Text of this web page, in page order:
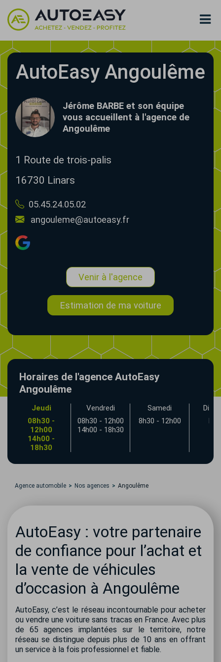
AutoEasy Angoulême
Jérôme BARBE et son équipe
vous accueillent à l'agence de
Angoulême
1 Route de trois-palis
16730 Linars
05.45.24.05.02
angouleme@autoeasy.fr
Venir à l'agence
Estimation de ma voiture
Horaires de l'agence AutoEasy
Angoulême
Jeudi
08h30 -
12h00
14h00 -
18h30
Vendredi
08h30 - 12h00
14h00 - 18h30
Samedi
8h30 - 12h00
Agence automobile Nos agences Angoulême
AutoEasy : votre partenaire
de confiance pour l’achat et
la vente de véhicules
d’occasion à Angoulême
AutoEasy, c’est le réseau incontournable pour acheter
ou vendre une voiture sans tracas en France. Avec plus
de 65 agences implantées sur le territoire, notre
réseau se distingue depuis plus de 10 ans en offrant
un service à la fois professionnel et fiable.